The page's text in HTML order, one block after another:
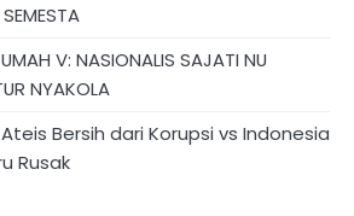
V: NASIONALIS SAJATI NU
NYAKOLA
Bersih dari Korupsi vs Indonesia
Rusak